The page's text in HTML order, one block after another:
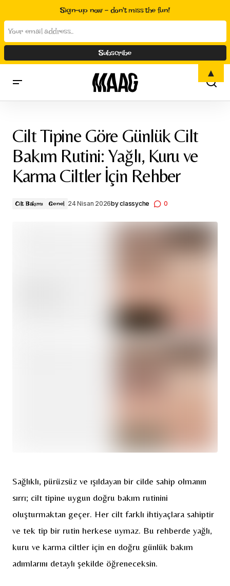
Cilt Tipine Göre Günlük Cilt
Bakım Rutini: Yağlı, Kuru ve
Karma Ciltler İçin Rehber
Cilt Bakımı Genel 24 Nisan 2026byclassyche 0
Sağlıklı, pürüzsüz ve ışıldayan bir cilde sahip olmanın
sırrı; cilt tipine uygun doğru bakım rutinini
oluşturmaktan geçer. Her cilt farklı ihtiyaçlara sahiptir
ve tek tip bir rutin herkese uymaz. Bu rehberde yağlı,
kuru ve karma ciltler için en doğru günlük bakım
adımlarını detaylı şekilde öğreneceksin.
Sign-up now - don't miss the fun!
▲